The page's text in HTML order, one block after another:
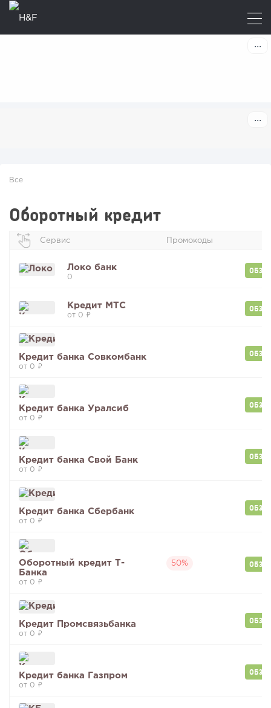
Все
Оборотный кредит
Сервис Промокоды
Локо банк
0
ОБЗОР
Кредит МТС
от 0 ₽
ОБЗОР
Кредит банка Совкомбанк
от 0 ₽
ОБЗОР
Кредит банка Уралсиб
от 0 ₽
ОБЗОР
Кредит банка Свой Банк
от 0 ₽
ОБЗОР
Кредит банка Сбербанк
от 0 ₽
ОБЗОР
Оборотный кредит Т-
Банка
от 0 ₽
50% ОБЗОР
Кредит Промсвязьбанка
от 0 ₽
ОБЗОР
Кредит банка Газпром
от 0 ₽
ОБЗОР